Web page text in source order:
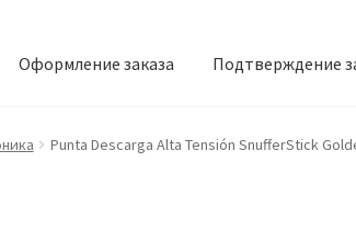
Оформление заказа Подтверждение
Заказать товары из Европы Контакты
Punta Descarga Alta Tensión SnufferStick